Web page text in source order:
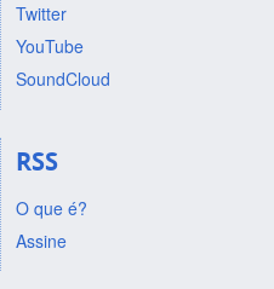
Twitter
YouTube
SoundCloud
RSS
O que é?
Assine